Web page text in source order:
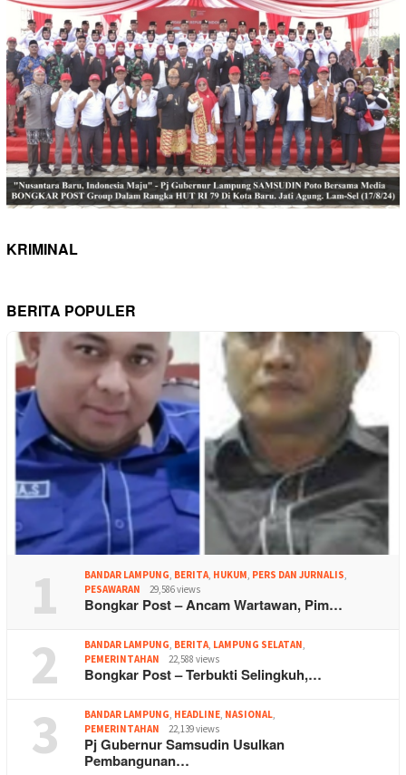
KRIMINAL
BERITA POPULER
1 BANDAR LAMPUNG BERITA HUKUM PERS DAN JURNALIS
PESAWARAN
29,586 views
Bongkar Post – Ancam Wartawan, Pim…
2 BANDAR LAMPUNG BERITA LAMPUNG SELATAN
PEMERINTAHAN
22,588 views
Bongkar Post – Terbukti Selingkuh,…
3 BANDAR LAMPUNG HEADLINE NASIONAL
PEMERINTAHAN
22,139 views
Pj Gubernur Samsudin Usulkan
Pembangunan…